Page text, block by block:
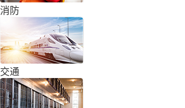
消防
交通